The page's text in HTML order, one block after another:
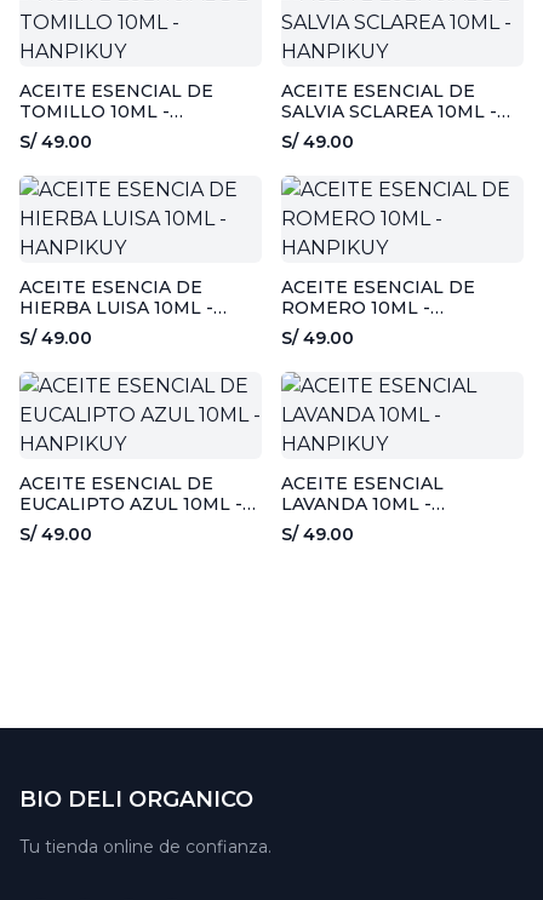
ACEITE ESENCIAL DE
TOMILLO 10ML -
HANPIKUY
S/ 49.00
ACEITE ESENCIAL DE
SALVIA SCLAREA 10ML -
HANPIKUY
S/ 49.00
ACEITE ESENCIA DE
HIERBA LUISA 10ML -
HANPIKUY
S/ 49.00
ACEITE ESENCIAL DE
ROMERO 10ML -
HANPIKUY
S/ 49.00
ACEITE ESENCIAL DE
EUCALIPTO AZUL 10ML -
HANPIKUY
S/ 49.00
ACEITE ESENCIAL
LAVANDA 10ML -
HANPIKUY
S/ 49.00
BIO DELI ORGANICO
Tu tienda online de confianza.